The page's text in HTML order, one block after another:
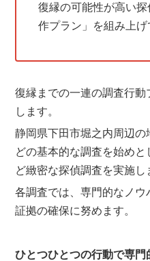
復縁の可能性が高い
作プラン」を組み上げ
復縁までの一連の調査行
します。
静岡県下田市堀之内周辺
どの基本的な調査を始め
ど緻密な探偵調査を実施し
各調査では、専門的なノウ
証拠の確保に努めます。
ひとつひとつの行動で専